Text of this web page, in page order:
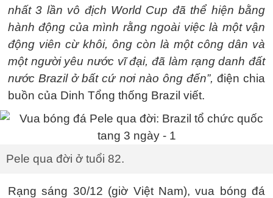
nhất 3 lần vô địch World Cup đã thể hiện bằng
hành động của mình rằng ngoài việc là một vận
động viên cừ khôi, ông còn là một công dân và
một người yêu nước vĩ đại, đã làm rạng danh đất
nước Brazil ở bất cứ nơi nào ông đến”, điện chia
buồn của Dinh Tổng thống Brazil viết.
Pele qua đời ở tuổi 82.
Rạng sáng 30/12 (giờ Việt Nam), vua bóng đá